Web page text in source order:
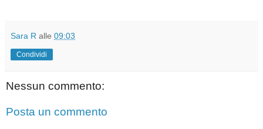
Sara R alle 09:03
Condividi
Nessun commento:
Posta un commento